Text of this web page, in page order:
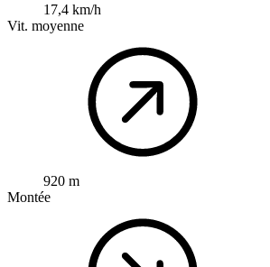
17,4 km/h
Vit. moyenne
920 m
Montée